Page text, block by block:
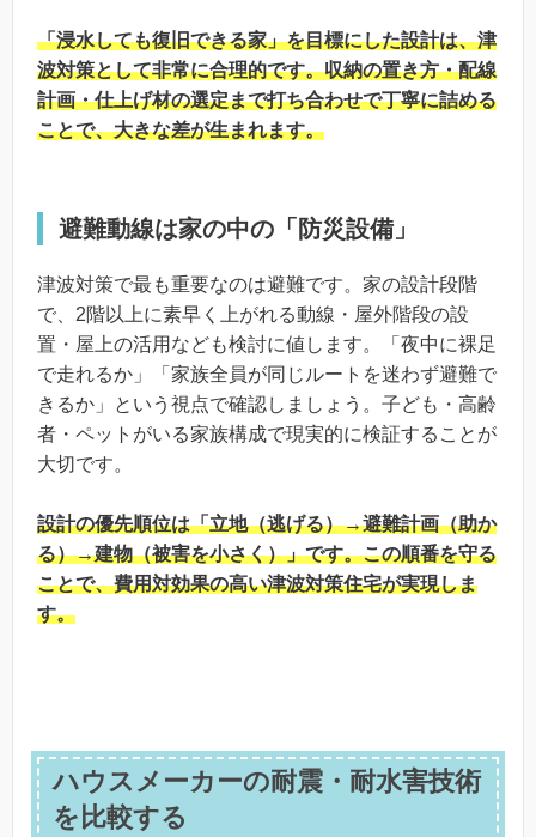
「浸水しても復旧できる家」を目標にした設計は、津
波対策として非常に合理的です。収納の置き方・配線
計画・仕上げ材の選定まで打ち合わせで丁寧に詰める
ことで、大きな差が生まれます。
避難動線は家の中の「防災設備」
津波対策で最も重要なのは避難です。家の設計段階
で、2階以上に素早く上がれる動線・屋外階段の設
置・屋上の活用なども検討に値します。「夜中に裸足
で走れるか」「家族全員が同じルートを迷わず避難で
きるか」という視点で確認しましょう。子ども・高齢
者・ペットがいる家族構成で現実的に検証することが
大切です。
設計の優先順位は「立地（逃げる）→避難計画（助か
る）→建物（被害を小さく）」です。この順番を守る
ことで、費用対効果の高い津波対策住宅が実現しま
す。
ハウスメーカーの耐震・耐水害技術
を比較する